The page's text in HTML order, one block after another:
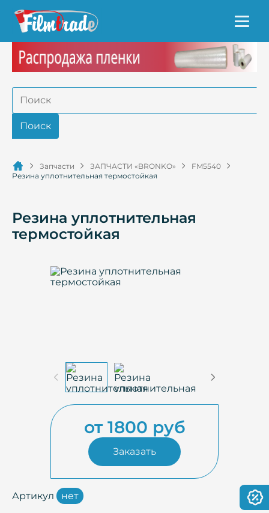
Запчасти ЗАПЧАСТИ «BRONKO»
FM5540
Резина уплотнительная термостойкая
Резина уплотнительная
термостойкая
от 1800 руб
Заказать
Артикул нет